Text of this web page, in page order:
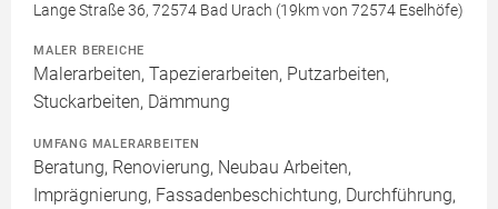
Lange Straße 36, 72574 Bad Urach (19km von 72574 Eselhöfe)
MALER BEREICHE
Malerarbeiten, Tapezierarbeiten, Putzarbeiten,
Stuckarbeiten, Dämmung
UMFANG MALERARBEITEN
Beratung, Renovierung, Neubau Arbeiten,
Imprägnierung, Fassadenbeschichtung, Durchführung,